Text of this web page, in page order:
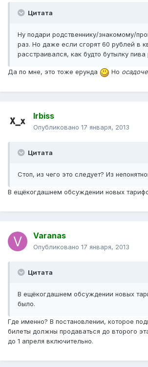
Цитата
Ну подари родственнику/знакомому/
раз. Но даже если сгорят 60 рублей в
расстраивался, как будто бутылку пива
Да по мне, это тоже ерунда Но
Irbiss
Опубликовано 17 января, 2013
Цитата
Стоп, из чего это следует? Из
В ещёкогдашнем обсуждении новых
Varanas
Опубликовано 17 января, 2013
Цитата
В ещёкогдашнем обсуждении новых
было.
Где именно? В постановлении, которое
билеты должны продаваться до второго
до 1 апреля включительно.